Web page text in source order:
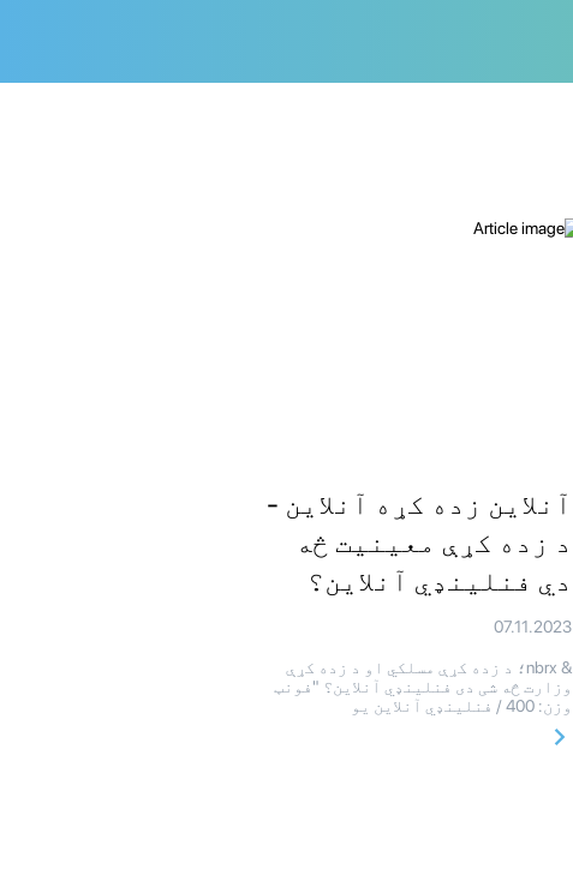
آنلاین زده کړه آنلاین -
د زده کړې معینیت څه
دي فنلینډي آنلاین؟
07.11.2023
& nbrx؛ د زده کړې مسلکي او د زده کړې
وزارت څه شی دی فنلینډي آنلاین؟ "فونټ
وزن: 400 / فنلینډي آنلاین یو